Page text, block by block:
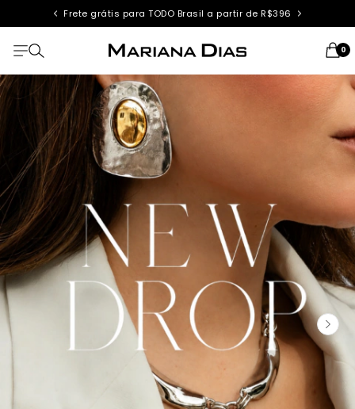
Frete grátis para TODO Brasil a partir de R$396
0